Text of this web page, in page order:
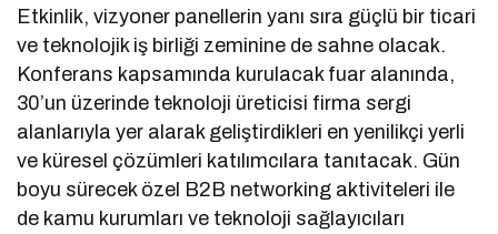
Etkinlik, vizyoner panellerin yanı sıra güçlü bir ticari
ve teknolojik iş birliği zeminine de sahne olacak.
Konferans kapsamında kurulacak fuar alanında,
30’un üzerinde teknoloji üreticisi firma sergi
alanlarıyla yer alarak geliştirdikleri en yenilikçi yerli
ve küresel çözümleri katılımcılara tanıtacak. Gün
boyu sürecek özel B2B networking aktiviteleri ile
de kamu kurumları ve teknoloji sağlayıcıları